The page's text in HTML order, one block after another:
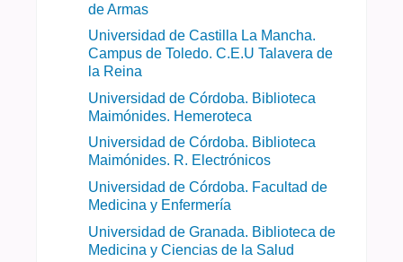
de Armas
Universidad de Castilla La Mancha.
Campus de Toledo. C.E.U Talavera de
la Reina
Universidad de Córdoba. Biblioteca
Maimónides. Hemeroteca
Universidad de Córdoba. Biblioteca
Maimónides. R. Electrónicos
Universidad de Córdoba. Facultad de
Medicina y Enfermería
Universidad de Granada. Biblioteca de
Medicina y Ciencias de la Salud